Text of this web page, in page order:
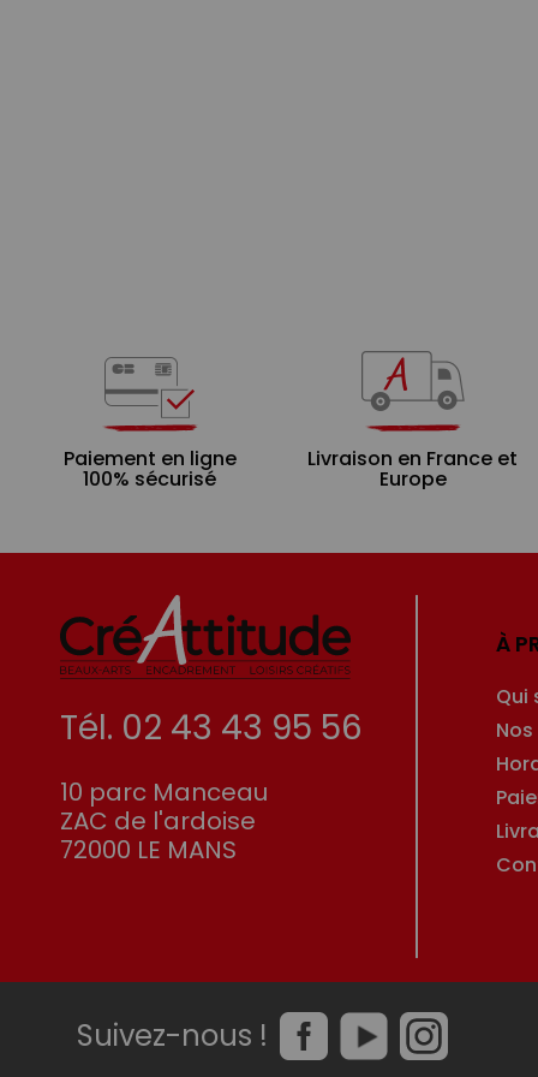
Paiement en ligne
100% sécurisé
Livraison en France et
Europe
Tél. 02 43 43 95 56
10 parc Manceau
ZAC de l'ardoise
72000 LE MANS
À
Qui
Suivez-nous !